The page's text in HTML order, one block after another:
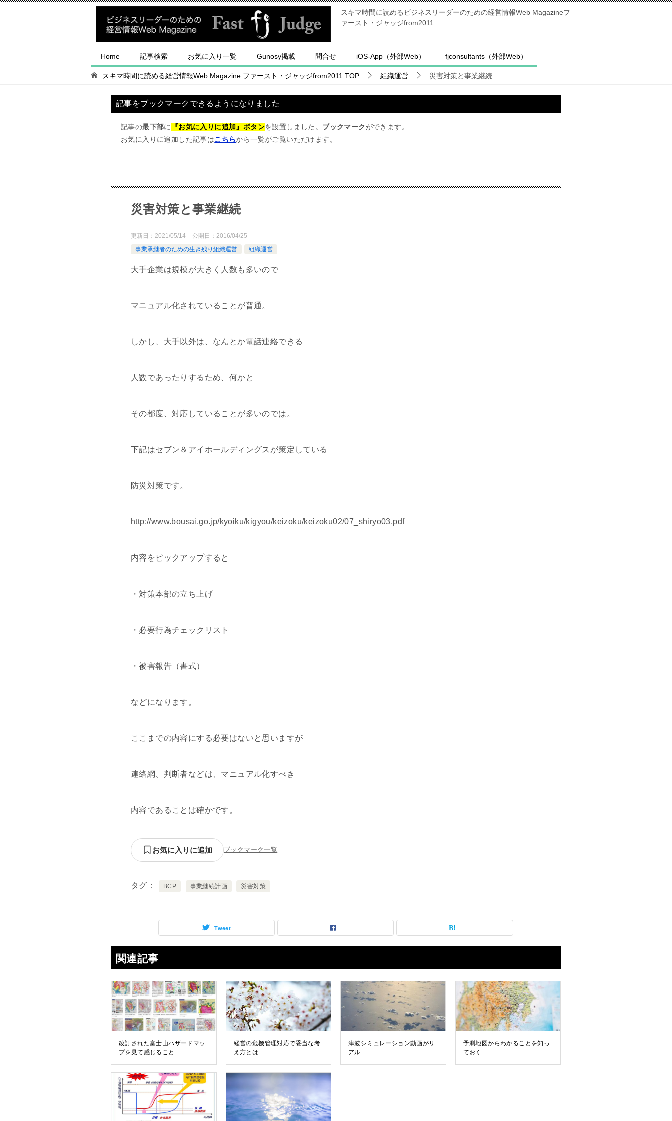
スキマ時間に読めるビジネスリーダーのための経営情報Web Magazineフ
ァースト・ジャッジfrom2011
Home 記事検索 お気に入り一覧 Gunosy掲載 問合せ iOS-App（外部Web） fjconsultants（外部Web）
スキマ時間に読める経営情報Web Magazine ファースト・ジャッジfrom2011 TOP 組織運営 災害対策と事業継続
記事をブックマークできるようになりました
記事の最下部に 『お気に入りに追加』ボタンを設置しました。 ブックマーク ができます。
お気に入りに追加した記事はこちらから一覧がご覧いただけます。
災害対策と事業継続
更新日： 2021/05/14 公開日： 2016/04/25
事業承継者のための生き残り組織運営
組織運営
大手企業は規模が大きく人数も多いので
マニュアル化されていることが普通。
しかし、大手以外は、なんとか電話連絡できる
人数であったりするため、何かと
その都度、対応していることが多いのでは。
下記はセブン＆アイホールディングスが策定している
防災対策です。
http://www.bousai.go.jp/kyoiku/kigyou/keizoku/keizoku02/07_shiryo03.pdf
内容をピックアップすると
・対策本部の立ち上げ
・必要行為チェックリスト
・被害報告（書式）
などになります。
ここまでの内容にする必要はないと思いますが
連絡網、判断者などは、マニュアル化すべき
内容であることは確かです。
お気に入りに追加 ブックマーク一覧
タグ BCP 事業継続計画 災害対策
Tweet
関連記事
改訂された富士山ハザードマッ
プを見て感じること
経営の危機管理対応で妥当な考
え方とは
津波シミュレーション動画がリ
アル
予測地図からわかることを知っ
ておく